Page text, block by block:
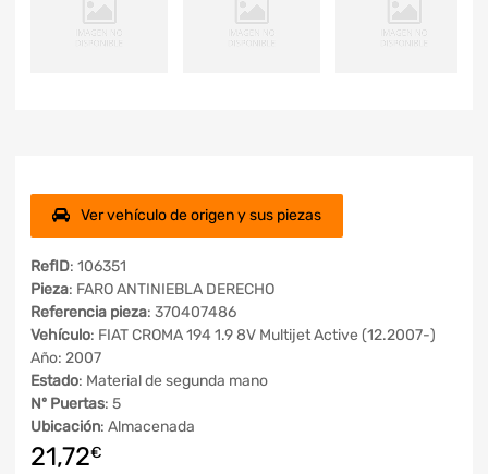
Ver vehículo de origen y sus piezas
RefID: 106351
Pieza: FARO ANTINIEBLA DERECHO
Referencia pieza: 370407486
Vehículo: FIAT CROMA 194 1.9 8V Multijet Active (12.2007-)
Año: 2007
Estado: Material de segunda mano
Nº Puertas: 5
Ubicación: Almacenada
21,72€